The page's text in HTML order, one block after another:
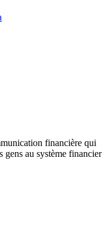
financière qui
gens au système financier